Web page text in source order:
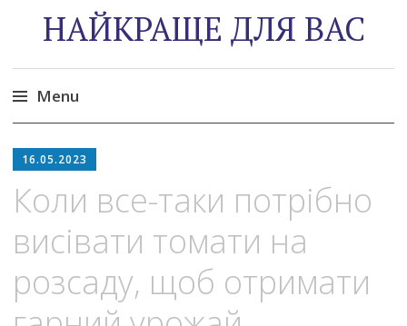
НАЙКРАЩЕ ДЛЯ ВАС
Menu
to
16.05.2023
Коли все-таки потрібно
висівати томати на
розсаду, щоб отримати